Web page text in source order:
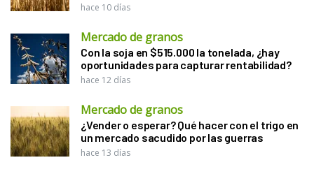
hace 10 días
Mercado de granos
Con la soja en $515.000 la tonelada, ¿hay
oportunidades para capturar rentabilidad?
hace 12 días
Mercado de granos
¿Vender o esperar? Qué hacer con el trigo en
un mercado sacudido por las guerras
hace 13 días